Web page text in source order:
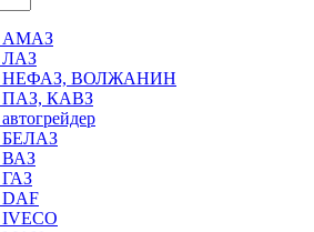
АМАЗ
ЛАЗ
НЕФАЗ, ВОЛЖАНИН
ПАЗ, КАВЗ
БЕЛАЗ
ВАЗ
ГАЗ
DAF